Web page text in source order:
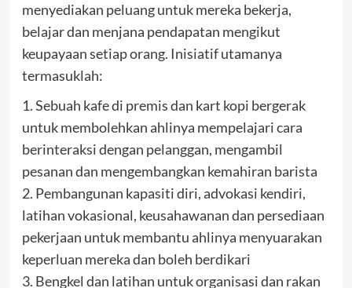
menyediakan peluang untuk mereka bekerja,
belajar dan menjana pendapatan mengikut
keupayaan setiap orang. Inisiatif utamanya
termasuklah:
1. Sebuah kafe di premis dan kart kopi bergerak
untuk membolehkan ahlinya mempelajari cara
berinteraksi dengan pelanggan, mengambil
pesanan dan mengembangkan kemahiran barista
2. Pembangunan kapasiti diri, advokasi kendiri,
latihan vokasional, keusahawanan dan persediaan
pekerjaan untuk membantu ahlinya menyuarakan
keperluan mereka dan boleh berdikari
3. Bengkel dan latihan untuk organisasi dan rakan